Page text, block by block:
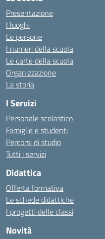
Presentazione
I luoghi
Le persone
I numeri della scuola
Le carte della scuola
Organizzazione
La storia
I Servizi
Personale scolastico
Famiglie e studenti
Percorsi di studio
Tutti i servizi
Didattica
Offerta formativa
Le schede didattiche
I progetti delle classi
Novità